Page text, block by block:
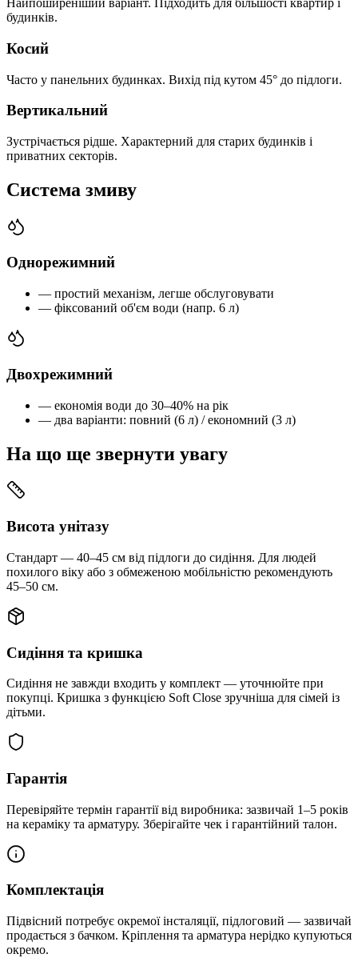
Найпоширеніший варіант. Підходить для більшості квартир і
будинків.
Косий
Часто у панельних будинках. Вихід під кутом 45° до підлоги.
Вертикальний
Зустрічається рідше. Характерний для старих будинків і
приватних секторів.
Система змиву
Однорежимний
— простий механізм, легше обслуговувати
— фіксований об'єм води (напр. 6 л)
Двохрежимний
— економія води до 30–40% на рік
— два варіанти: повний (6 л) / економний (3 л)
На що ще звернути увагу
Висота унітазу
Стандарт — 40–45 см від підлоги до сидіння. Для людей
похилого віку або з обмеженою мобільністю рекомендують
45–50 см.
Сидіння та кришка
Сидіння не завжди входить у комплект — уточнюйте при
покупці. Кришка з функцією Soft Close зручніша для сімей із
дітьми.
Гарантія
Перевіряйте термін гарантії від виробника: зазвичай 1–5 років
на кераміку та арматуру. Зберігайте чек і гарантійний талон.
Комплектація
Підвісний потребує окремої інсталяції, підлоговий — зазвичай
продається з бачком. Кріплення та арматура нерідко купуються
окремо.